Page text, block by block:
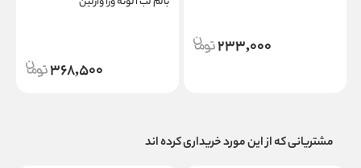
233,000
368,500
مشتریانی که از این مورد خریداری کرده اند